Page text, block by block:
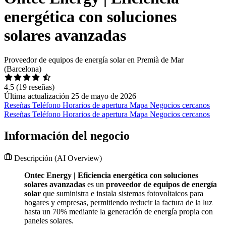
energética con soluciones
solares avanzadas
Proveedor de equipos de energía solar en Premià de Mar
(Barcelona)
4.5 (19 reseñas)
Última actualización 25 de mayo de 2026
Reseñas Teléfono Horarios de apertura Mapa Negocios cercanos
Reseñas Teléfono Horarios de apertura Mapa Negocios cercanos
Información del negocio
Descripción (AI Overview)
Ontec Energy | Eficiencia energética con soluciones
solares avanzadas es un proveedor de equipos de energía
solar que suministra e instala sistemas fotovoltaicos para
hogares y empresas, permitiendo reducir la factura de la luz
hasta un 70% mediante la generación de energía propia con
paneles solares.